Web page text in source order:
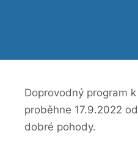
Doprovodný program
proběhne 17.9.2022
dobré pohody.